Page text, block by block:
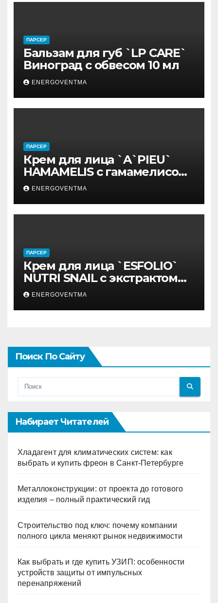
ПАРСЕР
Бальзам для губ `LP CARE`
Виноград с обвесом 10 мл
ENERGOVENTMA
ПАРСЕР
Крем для лица `A`PIEU`
HAMAMELIS с гамамелисом
50 мл
ENERGOVENTMA
ПАРСЕР
Крем для лица `ESFOLIO`
NUTRI SNAIL с экстрактом
муцина улитки 200 мл
ENERGOVENTMA
Поиск По Сайту
Набирает Читателей
Хладагент для климатических систем: как
выбрать и купить фреон в Санкт-Петербурге
Металлоконструкции: от проекта до готового
изделия – полный практический гид
Строительство под ключ: почему компании
полного цикла меняют рынок недвижимости
Как выбрать и где купить УЗИП: особенности
устройств защиты от импульсных
перенапряжений